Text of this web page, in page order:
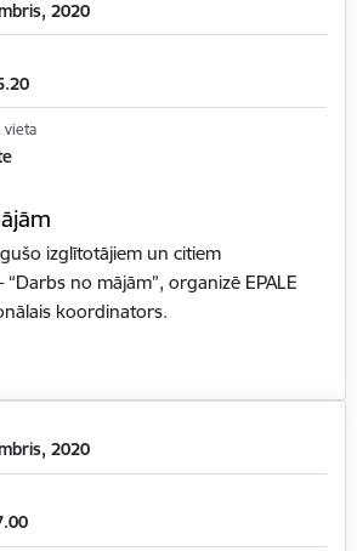
2020
vieta
izglītotājiem un citiem
no mājām”, organizē EPALE
koordinators.
2020